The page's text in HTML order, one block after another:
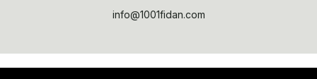
info@1001fidan.com